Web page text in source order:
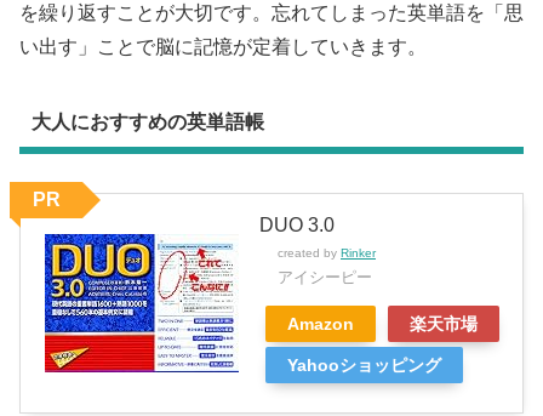
を繰り返すことが大切です。忘れてしまった英単語を「思
い出す」ことで脳に記憶が定着していきます。
大人におすすめの英単語帳
DUO 3.0
created by Rinker
アイシーピー
Amazon 楽天市場
Yahooショッピング
PR